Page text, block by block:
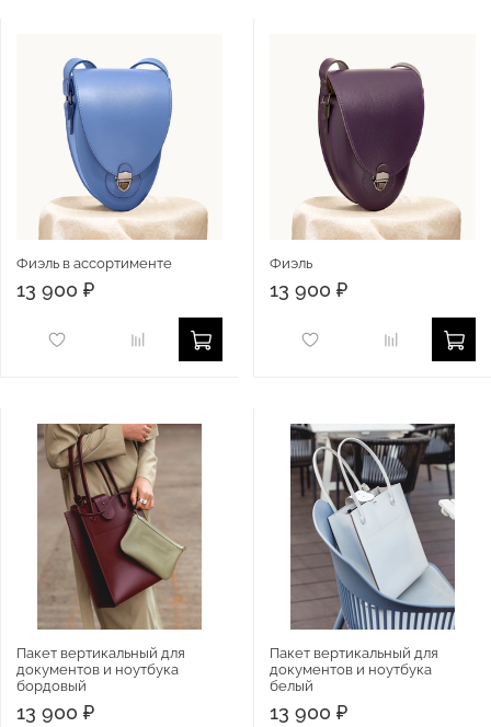
Фиэль в ассортименте
13 900 ₽
Фиэль
13 900 ₽
Пакет вертикальный для
документов и ноутбука
бордовый
13 900 ₽
Пакет вертикальный для
документов и ноутбука
белый
13 900 ₽